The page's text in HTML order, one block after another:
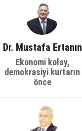
Dr. Mustafa Ertanın
Ekonomi kolay,
demokrasiyi kurtarın
önce